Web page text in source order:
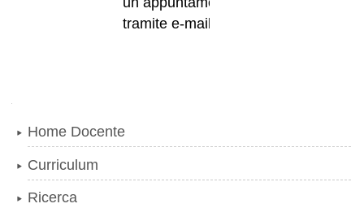
tramite e-mail.
Home Docente
Curriculum
Ricerca